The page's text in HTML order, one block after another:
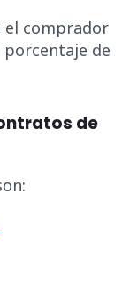
el comprador
de
de